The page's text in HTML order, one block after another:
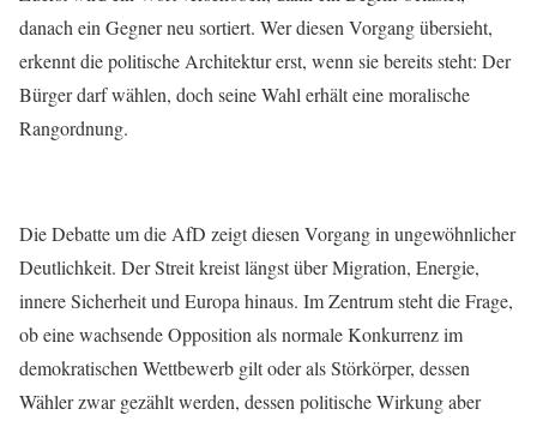
danach ein Gegner neu sortiert. Wer diesen Vorgang übersieht,
erkennt die politische Architektur erst, wenn sie bereits steht: Der
Bürger darf wählen, doch seine Wahl erhält eine moralische
Rangordnung.
Die Debatte um die AfD zeigt diesen Vorgang in ungewöhnlicher
Deutlichkeit. Der Streit kreist längst über Migration, Energie,
innere Sicherheit und Europa hinaus. Im Zentrum steht die Frage,
ob eine wachsende Opposition als normale Konkurrenz im
demokratischen Wettbewerb gilt oder als Störkörper, dessen
Wähler zwar gezählt werden, dessen politische Wirkung aber